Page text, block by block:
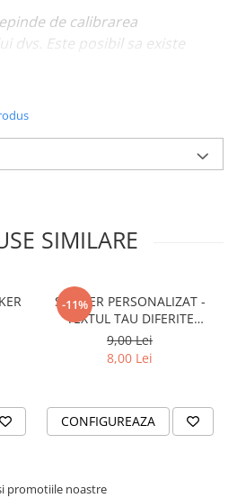
de calibrarea
dvs. Este posibil sa existe
si pentru a vizualiza
sa ne contactati
SIMILARE
-11%
STICKER PERSONALIZAT -
TEXTUL TAU DIFERITE
FONTURI
9,00 Lei
8,00 Lei
CONFIGUREAZA
promotiile noastre